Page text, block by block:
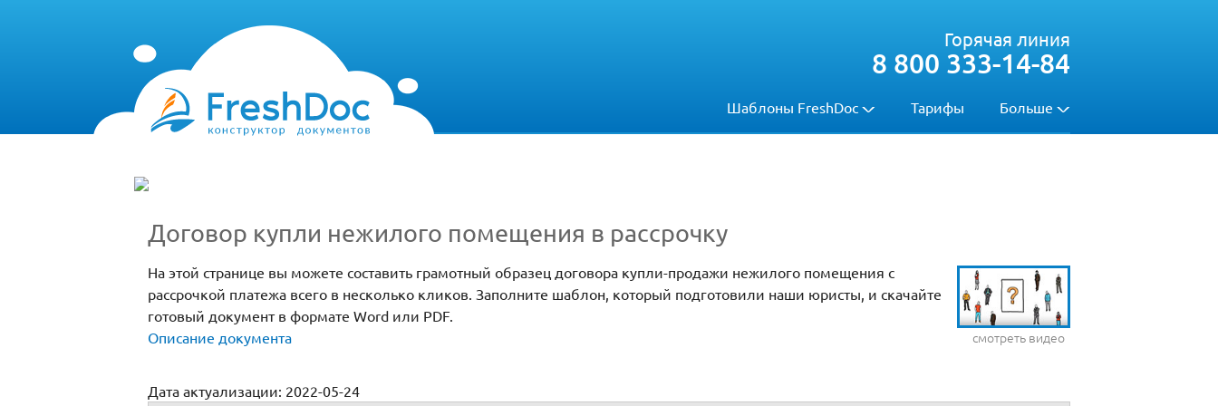
Шаблоны FreshDoc Тарифы Больше
Горячая линия
8 800 333-14-84
Договор купли нежилого помещения в рассрочку
смотреть видео
На этой странице вы можете составить грамотный образец договора купли-продажи нежилого помещения с
рассрочкой платежа всего в несколько кликов. Заполните шаблон, который подготовили наши юристы, и скачайте
готовый документ в формате Word или PDF.
Описание документа
Дата актуализации: 2022-05-24